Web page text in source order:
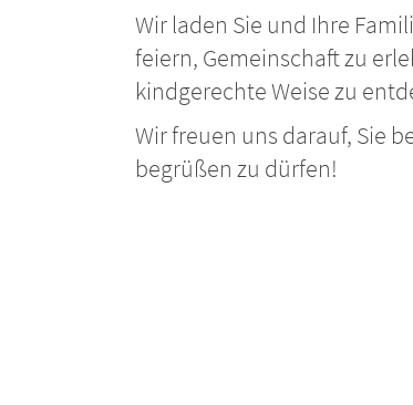
Wir laden Sie und Ihre
feiern, Gemeinschaft zu
kindgerechte Weise zu
Wir freuen uns darauf, Sie
begrüßen zu dürfen!